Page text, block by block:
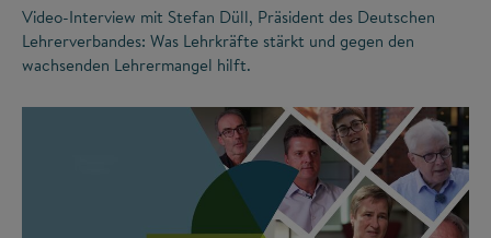
Video-Interview mit Stefan Düll, Präsident des Deutschen
Lehrerverbandes: Was Lehrkräfte stärkt und gegen den
wachsenden Lehrermangel hilft.